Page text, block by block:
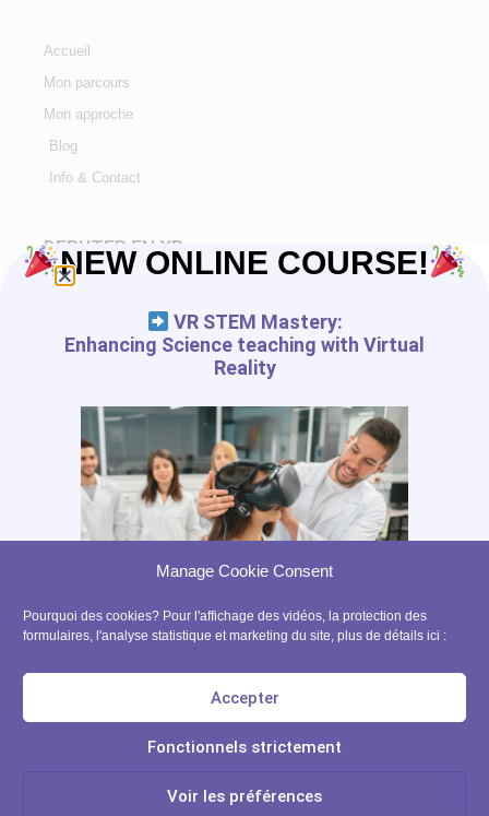
Manage Cookie Consent
Pourquoi des cookies? Pour l'affichage des vidéos, la protection des
formulaires, l'analyse statistique et marketing du site, plus de détails ici :
Accepter
Fonctionnels strictement
Voir les préférences
Accueil
Mon parcours
Mon approche
Blog
Info & Contact
DEBUTER EN XR
Liste d'application
RESSOURCES GRATUITES
Journal des outils numériques
Guide de l'enseignant RA
Précaution usage RV avec des enfants
8 Bis rue Abel, 75012 Paris
NEW ONLINE COURSE!
VR STEM Mastery:
Enhancing Science teaching with Virtual
Reality
Learn more